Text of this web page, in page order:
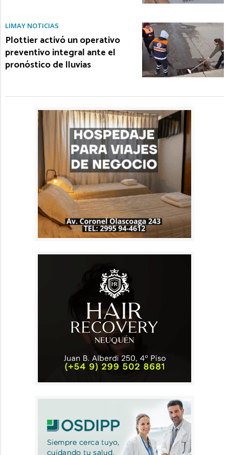
LIMAY NOTICIAS
Plottier activó un operativo
preventivo integral ante el
pronóstico de lluvias